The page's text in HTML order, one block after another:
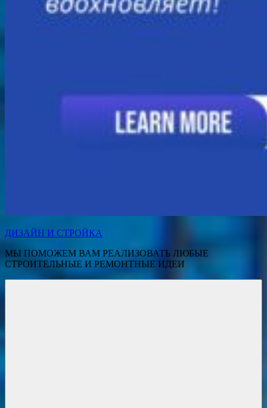
ДИЗАЙН И СТРОЙКА
МЫ ПОМОЖЕМ ВАМ РЕАЛИЗОВАТЬ ЛЮБЫЕ
СТРОИТЕЛЬНЫЕ И РЕМОНТНЫЕ ИДЕИ